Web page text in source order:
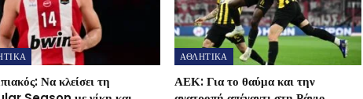
Να κλείσει τη
ΑΘΛΗΤΙΚΑ
ΑΕΚ: Για το θαύμα και την